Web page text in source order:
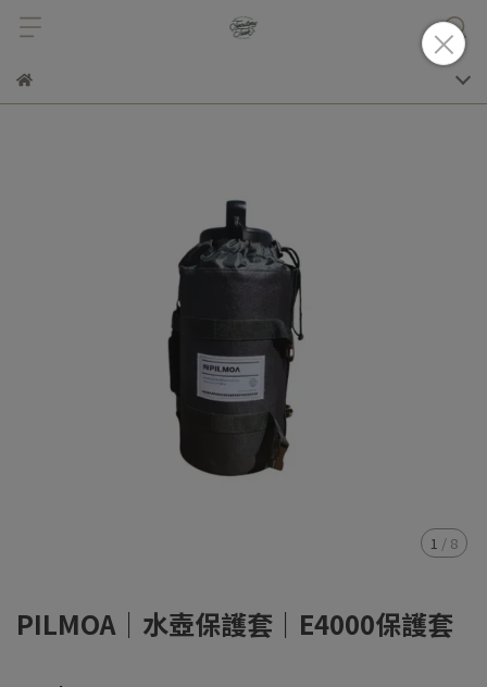
1 / 8
PILMOA｜水壺保護套｜E4000保護套